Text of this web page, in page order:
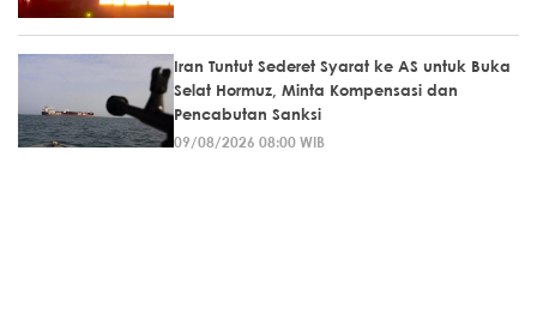
Iran Tuntut Sederet Syarat ke AS untuk Buka
Selat Hormuz, Minta Kompensasi dan
Pencabutan Sanksi
09/08/2026 08:00 WIB